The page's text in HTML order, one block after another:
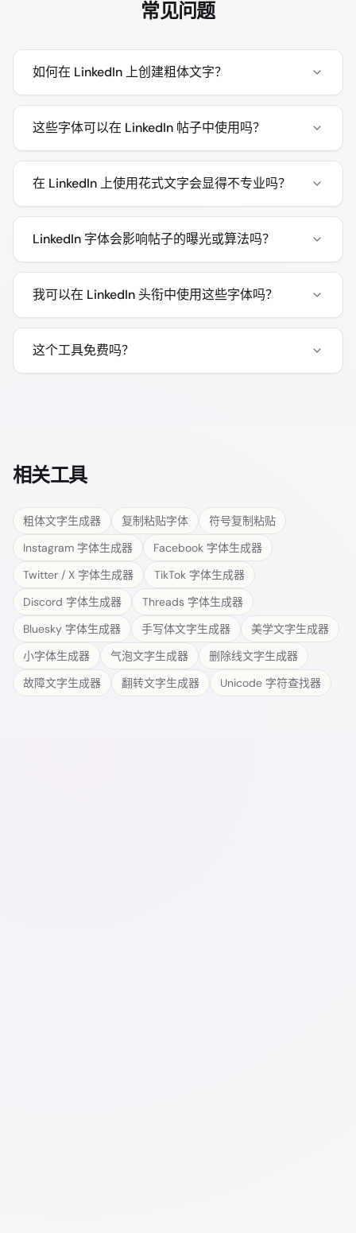
常见问题
如何在 LinkedIn 上创建粗体文字？
这些字体可以在 LinkedIn 帖子中使用吗？
在 LinkedIn 上使用花式文字会显得不专业吗？
LinkedIn 字体会影响帖子的曝光或算法吗？
我可以在 LinkedIn 头衔中使用这些字体吗？
这个工具免费吗？
相关工具
粗体文字生成器 复制粘贴字体
符号复制粘贴
Instagram 字体生成器
Facebook 字体生成器
Twitter / X 字体生成器
TikTok 字体生成器
Discord 字体生成器
Threads 字体生成器
Bluesky 字体生成器
手写体文字生成器
美学文字生成器
小字体生成器
气泡文字生成器
删除线文字生成器
故障文字生成器
翻转文字生成器 Unicode 字符查找器